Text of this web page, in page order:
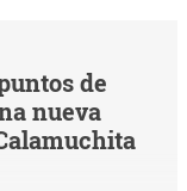
de
nueva